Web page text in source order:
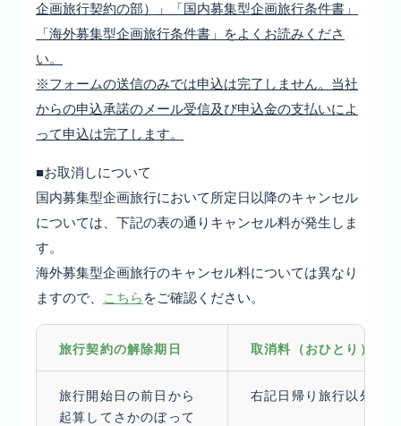
企画旅行契約の部）」「国内募集型企画旅行条件書」
「海外募集型企画旅行条件書」をよくお読みくださ
い。
※フォームの送信のみでは申込は完了しません。当社
からの申込承諾のメール受信及び申込金の支払いによ
って申込は完了します。
■お取消しについて
国内募集型企画旅行において所定日以降のキャンセル
については、下記の表の通りキャンセル料が発生しま
す。
海外募集型企画旅行のキャンセル料については異なり
ますので、
こちら をご確認ください。
旅行契約の解除期日 取消料（おひとり）
旅行開始日の前日から
起算してさかのぼって
右記日帰り旅行以外